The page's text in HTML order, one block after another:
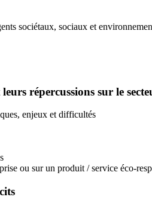
sociétaux, sociaux et
répercussions sur le
enjeux et difficultés
ou sur un produit / service éco-